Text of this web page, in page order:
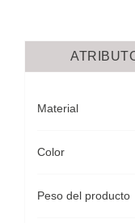
Material
Color
Peso del producto